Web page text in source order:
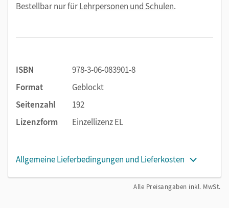
Bestellbar nur fürLehrpersonen und Schulen.
ISBN
978-3-06-083901-8
Format
Geblockt
Seitenzahl
192
Lizenzform
Einzellizenz EL
Allgemeine Lieferbedingungen und Lieferkosten
Alle Preisangaben inkl. MwSt.